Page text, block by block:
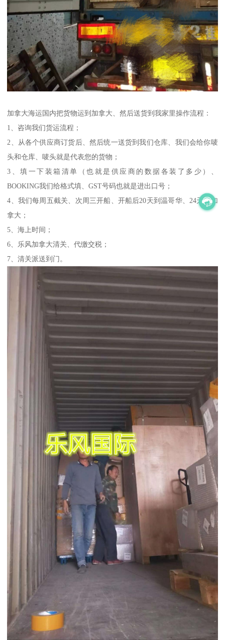
加拿大海运国内把货物运到加拿大、然后送货到我家里操作流程：
1、咨询我们货运流程；
2、从各个供应商订货后、然后统一送货到我们仓库、我们会给你唛
头和仓库、唛头就是代表您的货物；
3、填一下装箱清单（也就是供应商的数据各装了多少）、
BOOKING我们给格式填、GST号码也就是进出口号；
4、我们每周五截关、次周三开船、开船后20天到温哥华、24天到加
拿大；
5、海上时间；
6、乐风加拿大清关、代缴交税；
7、清关派送到门。